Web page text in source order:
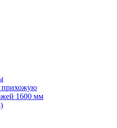
прихожую
1600 мм